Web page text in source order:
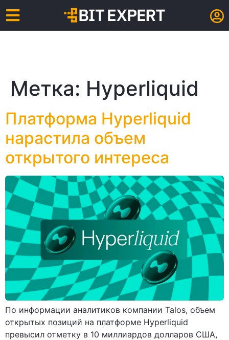
Метка: Hyperliquid
Платформа Hyperliquid
нарастила объем
открытого интереса
По информации аналитиков компании Talos, объем
открытых позиций на платформе Hyperliquid
превысил отметку в 10 миллиардов долларов США,